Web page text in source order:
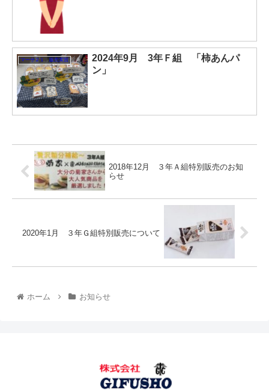
マーサ２１ 販売実習
2024年9月 3年Ｆ組 「柿あんパ
ン」
2018年12月 ３年Ａ組特別販売のお知
らせ
2020年1月 ３年Ｇ組特別販売について
ホーム お知らせ